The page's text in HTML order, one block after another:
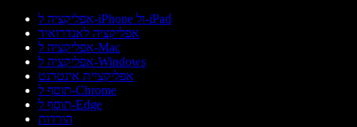
אפליקציה ל-iPhone ול-iPad
אפליקציה לאנדרואיד
אפליקציה ל-Mac
אפליקציה ל-Windows
אפליקציית אינטרנט
תוסף ל-Chrome
תוסף ל-Edge
הורדות